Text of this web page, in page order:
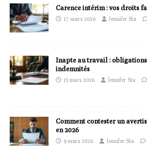
Carence intérim : vos droits
17 mars 2026 Jennifer Sta
Inapte au travail :
indemnités
13 mars 2026 Jennifer Sta
Comment contester un
en 2026
9 mars 2026 Jennifer Sta